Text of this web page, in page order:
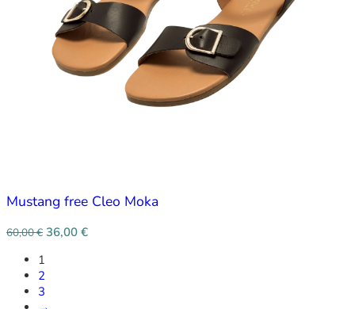
Mustang free Cleo Moka
60,00€ 36,00 €
1
2
3